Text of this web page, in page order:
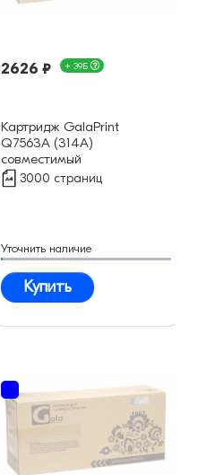
2626 ₽ + 39Б
Картридж GalaPrint
Q7563A (314A)
совместимый
3000 страниц
Уточнить наличие
Купить